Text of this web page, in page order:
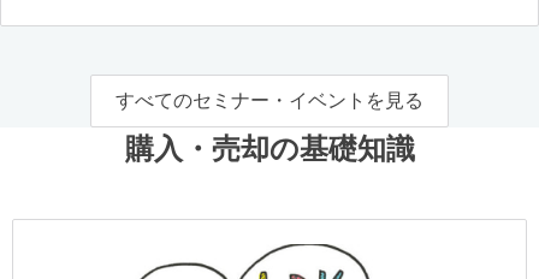
すべてのセミナー・イベントを見る
購入・売却の基礎知識